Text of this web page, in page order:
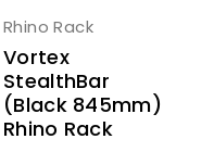
Rhino Rack
Vortex
StealthBar
(Black 845mm)
Rhino Rack